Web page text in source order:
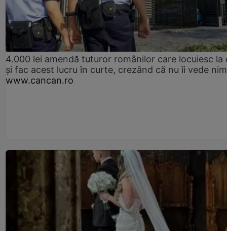
4.000 lei amendă tuturor românilor care locuiesc la
și fac acest lucru în curte, crezând că nu îi vede
www.cancan.ro